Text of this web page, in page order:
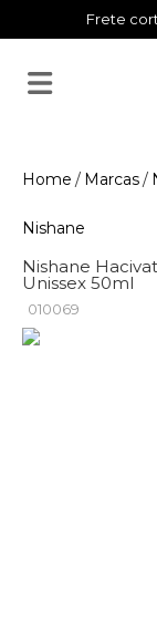
Frete
Marcas
Nishane
Nishane
Unissex 50ml
010069